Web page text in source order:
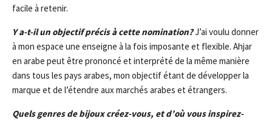
facile à retenir.
Y a-t-il un objectif précis à cette nomination?J’ai voulu donner
à mon espace une enseigne à la fois imposante et flexible. Ahjar
en arabe peut être prononcé et interprété de la même manière
dans tous les pays arabes, mon objectif étant de développer la
marque et de l’étendre aux marchés arabes et étrangers.
Quels genres de bijoux créez-vous, et d’où vous inspirez-